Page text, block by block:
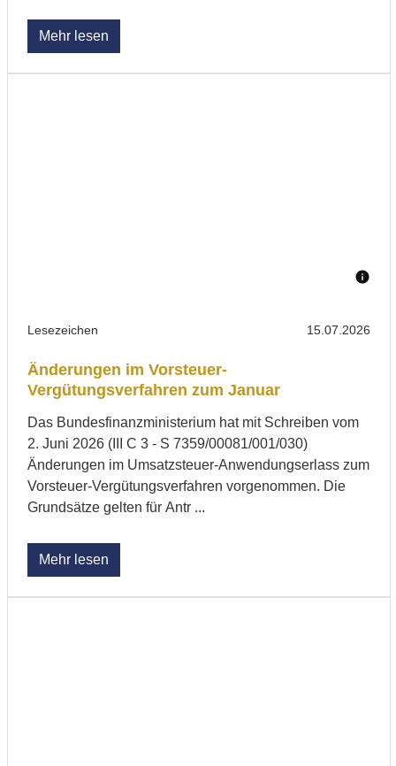
Mehr lesen
Lesezeichen 15.07.2026
Änderungen im Vorsteuer-
Vergütungsverfahren zum Januar
Das Bundesfinanzministerium hat mit Schreiben vom
2. Juni 2026 (III C 3 - S 7359/00081/001/030)
Änderungen im Umsatzsteuer-Anwendungserlass zum
Vorsteuer-Vergütungsverfahren vorgenommen. Die
Grundsätze gelten für Antr ...
Mehr lesen